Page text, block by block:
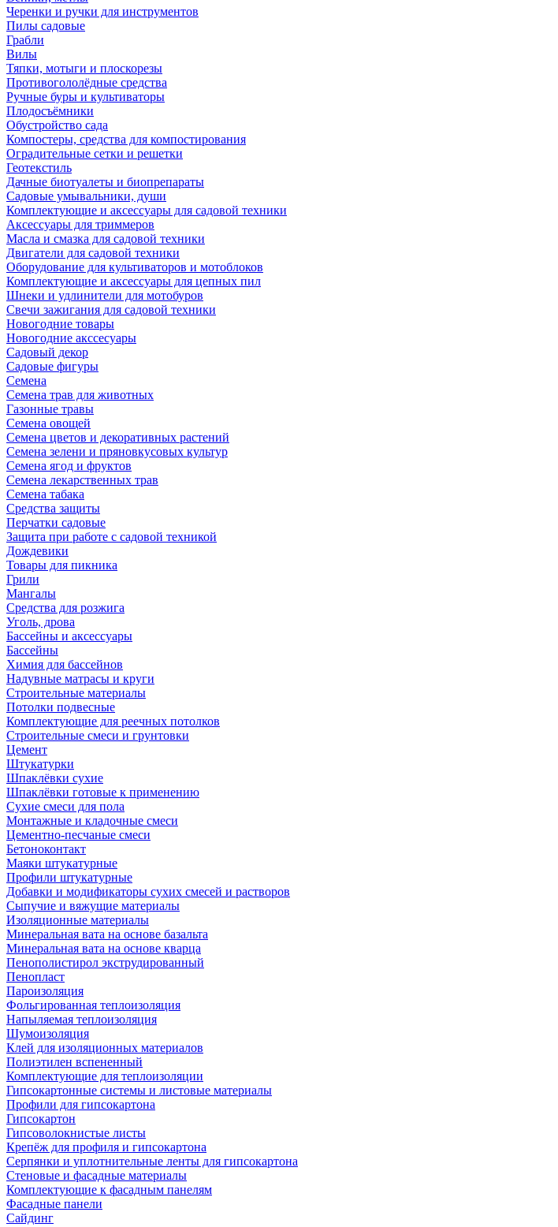
Черенки и ручки для инструментов
Пилы садовые
Грабли
Вилы
Тяпки, мотыги и плоскорезы
Противогололёдные средства
Ручные буры и культиваторы
Плодосъёмники
Обустройство сада
Компостеры, средства для компостирования
Оградительные сетки и решетки
Геотекстиль
Дачные биотуалеты и биопрепараты
Садовые умывальники, души
Комплектующие и аксессуары для садовой техники
Аксессуары для триммеров
Масла и смазка для садовой техники
Двигатели для садовой техники
Оборудование для культиваторов и мотоблоков
Комплектующие и аксессуары для цепных пил
Шнеки и удлинители для мотобуров
Свечи зажигания для садовой техники
Новогодние товары
Новогодние акссесуары
Садовый декор
Садовые фигуры
Семена
Семена трав для животных
Газонные травы
Семена овощей
Семена цветов и декоративных растений
Семена зелени и пряновкусовых культур
Семена ягод и фруктов
Семена лекарственных трав
Семена табака
Средства защиты
Перчатки садовые
Защита при работе с садовой техникой
Дождевики
Товары для пикника
Грили
Мангалы
Средства для розжига
Уголь, дрова
Бассейны и аксессуары
Бассейны
Химия для бассейнов
Надувные матрасы и круги
Строительные материалы
Потолки подвесные
Комплектующие для реечных потолков
Строительные смеси и грунтовки
Цемент
Штукатурки
Шпаклёвки сухие
Шпаклёвки готовые к применению
Сухие смеси для пола
Монтажные и кладочные смеси
Цементно-песчаные смеси
Бетоноконтакт
Маяки штукатурные
Профили штукатурные
Добавки и модификаторы сухих смесей и растворов
Сыпучие и вяжущие материалы
Изоляционные материалы
Минеральная вата на основе базальта
Минеральная вата на основе кварца
Пенополистирол экструдированный
Пенопласт
Пароизоляция
Фольгированная теплоизоляция
Напыляемая теплоизоляция
Шумоизоляция
Клей для изоляционных материалов
Полиэтилен вспененный
Комплектующие для теплоизоляции
Гипсокартонные системы и листовые материалы
Профили для гипсокартона
Гипсокартон
Гипсоволокнистые листы
Крепёж для профиля и гипсокартона
Серпянки и уплотнительные ленты для гипсокартона
Стеновые и фасадные материалы
Комплектующие к фасадным панелям
Фасадные панели
Сайдинг